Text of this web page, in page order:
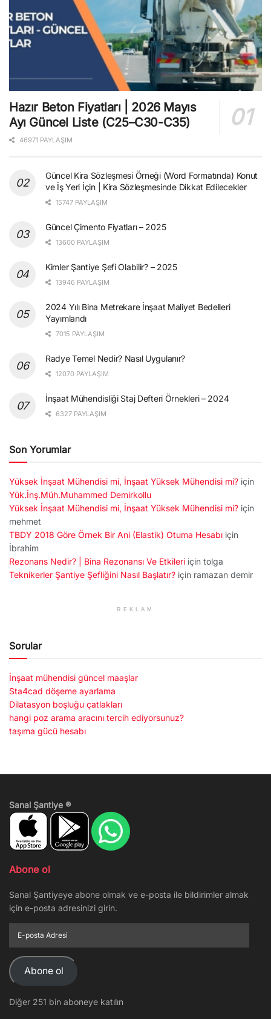
Hazır Beton Fiyatları | 2026 Mayıs
Ayı Güncel Liste (C25–C30-C35)
46971 PAYLAŞIM
Güncel Kira Sözleşmesi Örneği (Word Formatında) Konut
ve İş Yeri İçin | Kira Sözleşmesinde Dikkat Edilecekler
15747 PAYLAŞIM
Güncel Çimento Fiyatları – 2025
13600 PAYLAŞIM
Kimler Şantiye Şefi Olabilir? – 2025
13946 PAYLAŞIM
2024 Yılı Bina Metrekare İnşaat Maliyet Bedelleri
Yayımlandı
7015 PAYLAŞIM
Radye Temel Nedir? Nasıl Uygulanır?
12070 PAYLAŞIM
İnşaat Mühendisliği Staj Defteri Örnekleri – 2024
6327 PAYLAŞIM
Son Yorumlar
Yüksek İnşaat Mühendisi mi, İnşaat Yüksek Mühendisi mi? için
Yük.İnş.Müh.Muhammed Demirkollu
Yüksek İnşaat Mühendisi mi, İnşaat Yüksek Mühendisi mi? için
mehmet
TBDY 2018 Göre Örnek Bir Ani (Elastik) Otuma Hesabı için
İbrahim
Rezonans Nedir? | Bina Rezonansı Ve Etkileri için tolga
Teknikerler Şantiye Şefliğini Nasıl Başlatır? için ramazan demir
REKLAM
Sorular
İnşaat mühendisi güncel maaşlar
Sta4cad döşeme ayarlama
Dilatasyon boşluğu çatlakları
hangi poz arama aracını tercih ediyorsunuz?
taşıma gücü hesabı
Sanal Şantiye ®
Abone ol
Sanal Şantiyeye abone olmak ve e-posta ile bildirimler almak
için e-posta adresinizi girin.
posta
Adresi
Abone ol
Diğer 251 bin aboneye katılın